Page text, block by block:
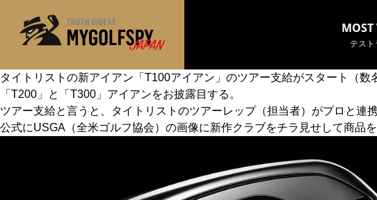
MOST
テスト
タイトリストの新アイアン「T100アイアン」のツアー支給がスタート（
「T200」と「T300」アイアンをお披露目する。
ツアー支給と言うと、タイトリストのツアーレップ（担当者）がプロと
公式にUSGA（全米ゴルフ協会）の画像に新作クラブをチラ見せして商品
MOST WANTED テストランキング
NEW RELEASES 新製品情報